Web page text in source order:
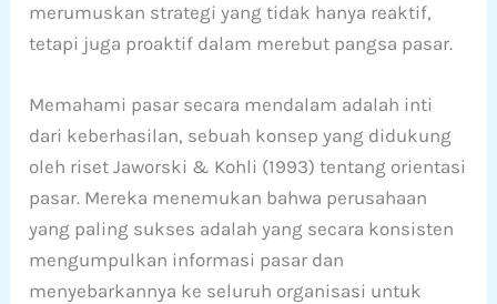
merumuskan strategi yang tidak hanya reaktif,
tetapi juga proaktif dalam merebut pangsa pasar.
Memahami pasar secara mendalam adalah inti
dari keberhasilan, sebuah konsep yang didukung
oleh riset Jaworski & Kohli (1993) tentang orientasi
pasar. Mereka menemukan bahwa perusahaan
yang paling sukses adalah yang secara konsisten
mengumpulkan informasi pasar dan
menyebarkannya ke seluruh organisasi untuk